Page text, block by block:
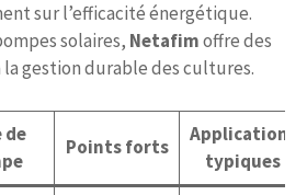
sur l’efficacité énergétique.
solaires, Netafimoffre des
gestion durable des cultures.
de
Points forts
Applications
typiques